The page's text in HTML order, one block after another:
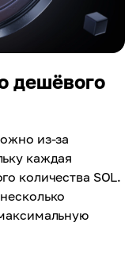
дешёвого
из-за
каждая
количества SOL.